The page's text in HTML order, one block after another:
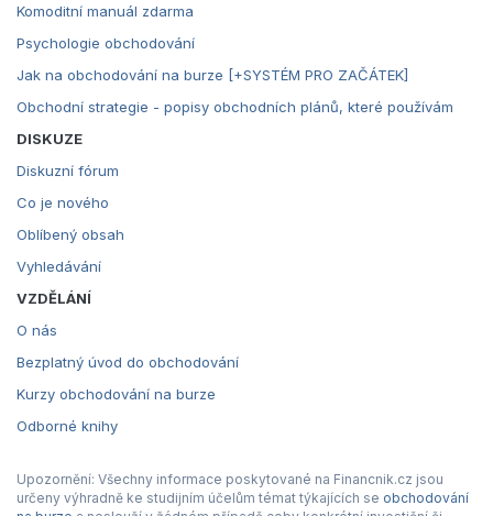
Komoditní manuál zdarma
Psychologie obchodování
Jak na obchodování na burze [+SYSTÉM PRO ZAČÁTEK]
Obchodní strategie - popisy obchodních plánů, které používám
DISKUZE
Diskuzní fórum
Co je nového
Oblíbený obsah
Vyhledávání
VZDĚLÁNÍ
O nás
Bezplatný úvod do obchodování
Kurzy obchodování na burze
Odborné knihy
Upozornění: Všechny informace poskytované na Financnik.cz jsou
určeny výhradně ke studijním účelům témat týkajících se obchodování